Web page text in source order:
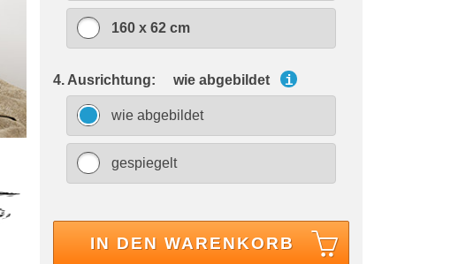
160 x 62 cm
4. Ausrichtung: wie abgebildet i
wie abgebildet
gespiegelt
IN DEN WARENKORB